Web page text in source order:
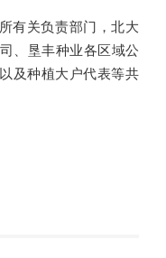
有关负责部门，北大
、垦丰种业各区域公
及种植大户代表等共